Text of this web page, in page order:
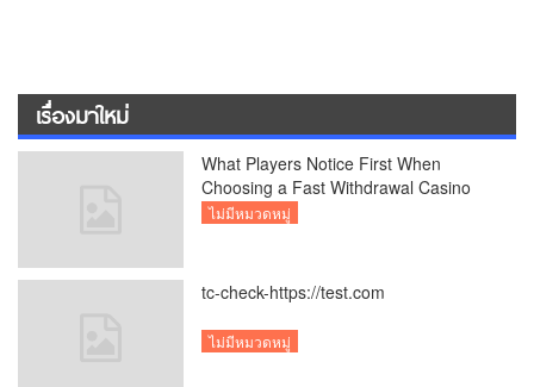
เรื่องมาใหม่
What Players Notice First When
Choosing a Fast Withdrawal Casino
UK
ไม่มีหมวดหมู่
tc-check-https://test.com
ไม่มีหมวดหมู่